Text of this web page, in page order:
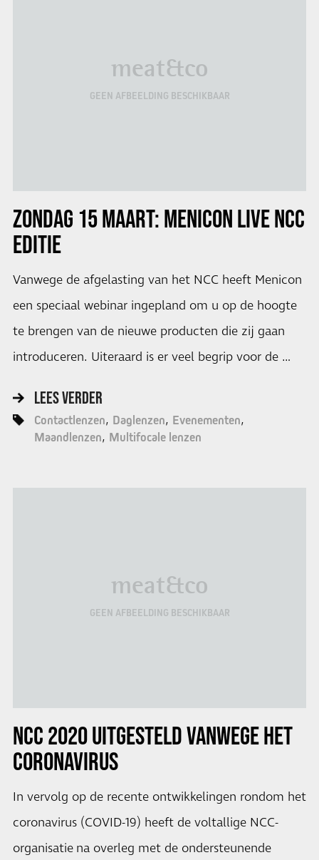
meat&co
GEEN AFBEELDING BESCHIKBAAR
ZONDAG 15 MAART: MENICON LIVE NCC
EDITIE
Vanwege de afgelasting van het NCC heeft Menicon
een speciaal webinar ingepland om u op de hoogte
te brengen van de nieuwe producten die zij gaan
introduceren. Uiteraard is er veel begrip voor de …
LEES VERDER
Contactlenzen Daglenzen Evenementen
Maandlenzen Multifocale lenzen
meat&co
GEEN AFBEELDING BESCHIKBAAR
NCC 2020UITGESTELD VANWEGE HET
CORONAVIRUS
In vervolg op de recente ontwikkelingen rondom het
coronavirus (COVID-19) heeft de voltallige NCC-
organisatie na overleg met de ondersteunende